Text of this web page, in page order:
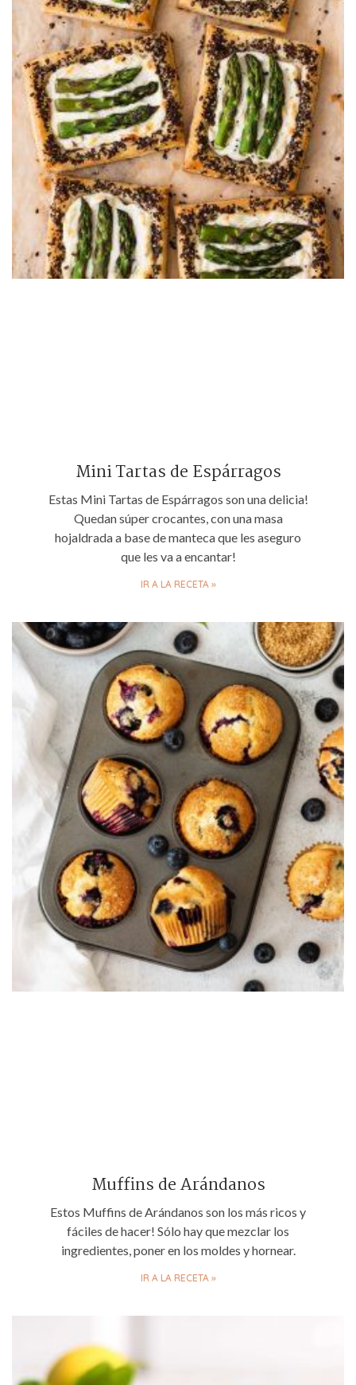
Mini Tartas de Espárragos
Estas Mini Tartas de Espárragos son una delicia!
Quedan súper crocantes, con una masa
hojaldrada a base de manteca que les aseguro
que les va a encantar!
IR A LA RECETA »
Muffins de Arándanos
Estos Muffins de Arándanos son los más ricos y
fáciles de hacer! Sólo hay que mezclar los
ingredientes, poner en los moldes y hornear.
IR A LA RECETA »